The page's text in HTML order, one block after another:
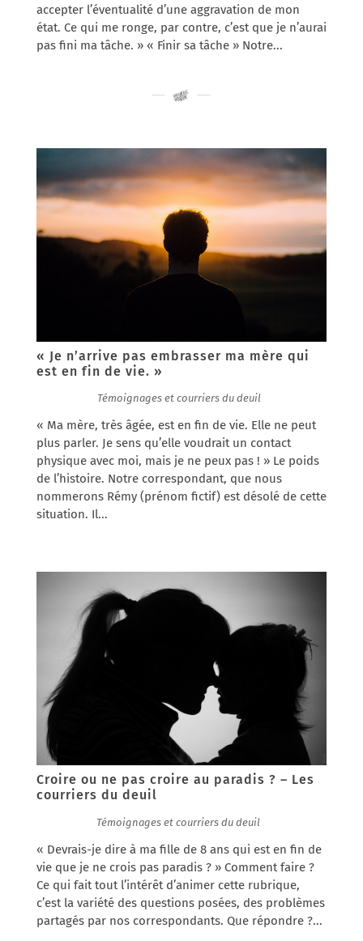
accepter l’éventualité d’une aggravation de mon
état. Ce qui me ronge, par contre, c’est que je n’aurai
pas fini ma tâche. » « Finir sa tâche » Notre...
« Je n’arrive pas embrasser ma mère qui
est en fin de vie. »
Témoignages et courriers du deuil
« Ma mère, très âgée, est en fin de vie. Elle ne peut
plus parler. Je sens qu’elle voudrait un contact
physique avec moi, mais je ne peux pas ! » Le poids
de l’histoire. Notre correspondant, que nous
nommerons Rémy (prénom fictif) est désolé de cette
situation. Il...
Croire ou ne pas croire au paradis ? – Les
courriers du deuil
Témoignages et courriers du deuil
« Devrais-je dire à ma fille de 8 ans qui est en fin de
vie que je ne crois pas paradis ? » Comment faire ?
Ce qui fait tout l’intérêt d’animer cette rubrique,
c’est la variété des questions posées, des problèmes
partagés par nos correspondants. Que répondre ?...